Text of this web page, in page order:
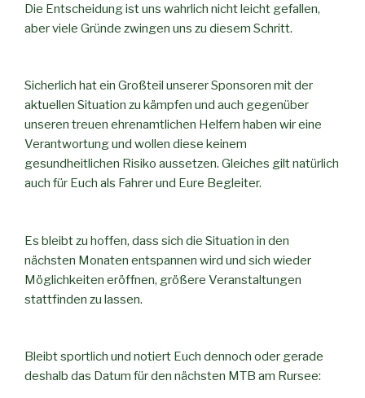
Die Entscheidung ist uns wahrlich nicht leicht gefallen,
aber viele Gründe zwingen uns zu diesem Schritt.
Sicherlich hat ein Großteil unserer Sponsoren mit der
aktuellen Situation zu kämpfen und auch gegenüber
unseren treuen ehrenamtlichen Helfern haben wir eine
Verantwortung und wollen diese keinem
gesundheitlichen Risiko aussetzen. Gleiches gilt natürlich
auch für Euch als Fahrer und Eure Begleiter.
Es bleibt zu hoffen, dass sich die Situation in den
nächsten Monaten entspannen wird und sich wieder
Möglichkeiten eröffnen, größere Veranstaltungen
stattfinden zu lassen.
Bleibt sportlich und notiert Euch dennoch oder gerade
deshalb das Datum für den nächsten MTB am Rursee: